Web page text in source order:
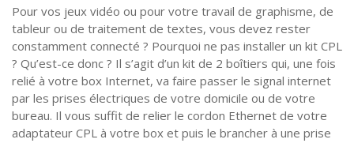
Pour vos jeux vidéo ou pour votre travail de graphisme, de
tableur ou de traitement de textes, vous devez rester
constamment connecté ? Pourquoi ne pas installer un kit CPL
? Qu’est-ce donc ? Il s’agit d’un kit de 2 boîtiers qui, une fois
relié à votre box Internet, va faire passer le signal internet
par les prises électriques de votre domicile ou de votre
bureau. Il vous suffit de relier le cordon Ethernet de votre
adaptateur CPL à votre box et puis le brancher à une prise